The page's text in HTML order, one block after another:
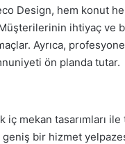
Design, hem konut
ihtiyaç ve
Ayrıca,
ön planda tutar.
mekan tasarımları ile
geniş bir hizmet